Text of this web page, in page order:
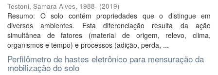
Testoni, Samara Alves, 1988- (2019)
Resumo: O solo contém propriedades que o distingue em
diversos ambientes. Esta diferenciação resulta da ação
simultânea de fatores (material de origem, relevo, clima,
organismos e tempo) e processos (adição, perda, ...
Perfilômetro de hastes eletrônico para mensuração da
mobilização do solo